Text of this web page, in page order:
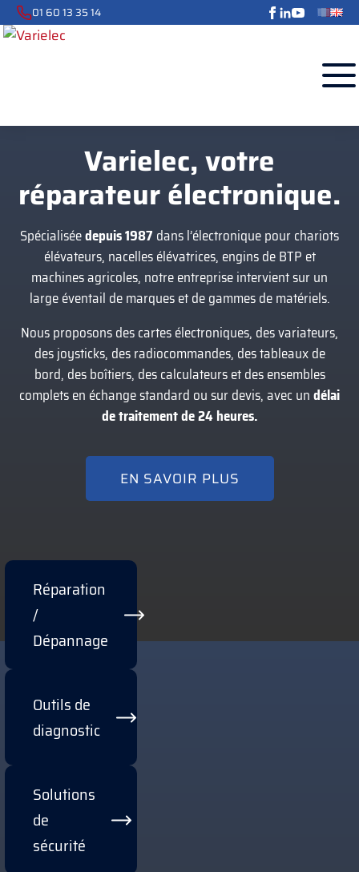
01 60 13 35 14
Varielec, votre
réparateur électronique.
Spécialiséedepuis 1987 dans l’électronique pour chariots
élévateurs, nacelles élévatrices, engins de BTP et
machines agricoles, notre entreprise intervient sur un
large éventail de marques et de gammes de matériels.
Nous proposons des cartes électroniques, des variateurs,
des joysticks, des radiocommandes, des tableaux de
bord, des boîtiers, des calculateurs et des ensembles
complets en échange standard ou sur devis, avec undélai
de traitement de 24 heures.
EN SAVOIR PLUS
Réparation
/
Dépannage
Outils de
diagnostic
Solutions
de
sécurité